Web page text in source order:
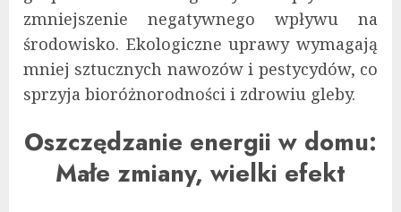
zmniejszenie negatywnego wpływu na
środowisko. Ekologiczne uprawy wymagają
mniej sztucznych nawozów i pestycydów, co
sprzyja bioróżnorodności i zdrowiu gleby.
Oszczędzanie energii w domu:
Małe zmiany, wielki efekt